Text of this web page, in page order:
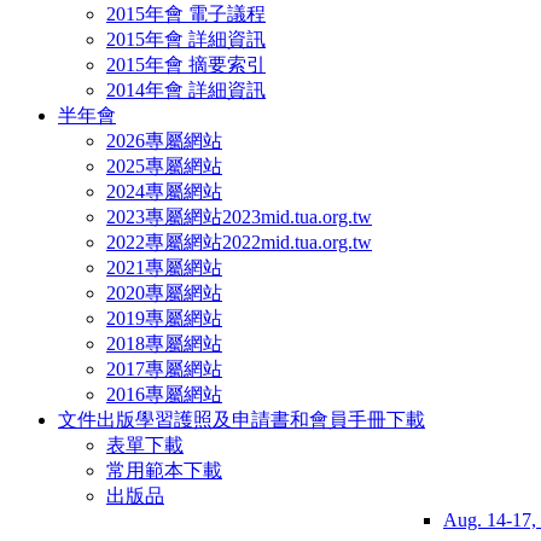
2015年會 電子議程
2015年會 詳細資訊
2015年會 摘要索引
2014年會 詳細資訊
半年會
2026專屬網站
2025專屬網站
2024專屬網站
2023專屬網站2023mid.tua.org.tw
2022專屬網站2022mid.tua.org.tw
2021專屬網站
2020專屬網站
2019專屬網站
2018專屬網站
2017專屬網站
2016專屬網站
文件出版學習護照及申請書和會員手冊下載
表單下載
常用範本下載
出版品
Aug. 14-17,